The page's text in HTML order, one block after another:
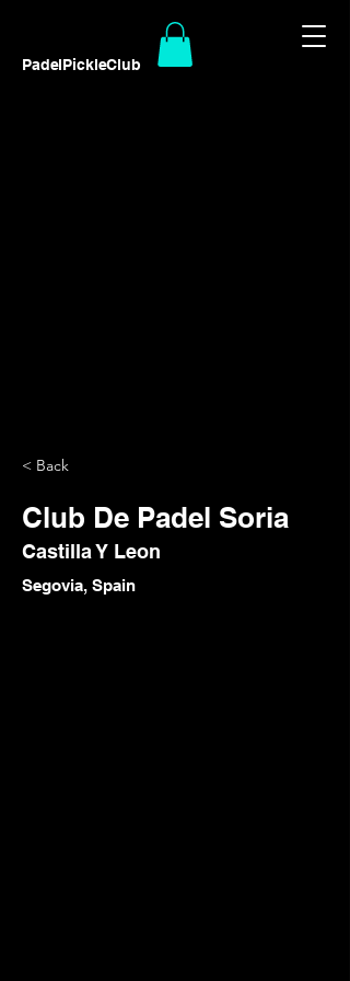
PadelPickleClub
< Back
Club De Padel Soria
Castilla Y Leon
Segovia, Spain